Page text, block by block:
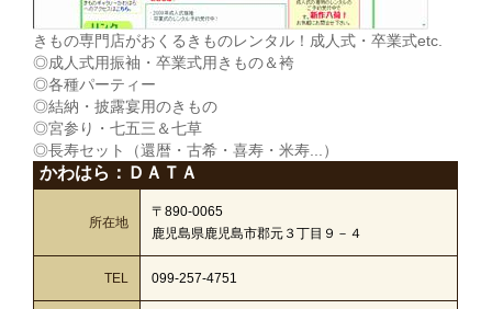
きもの専門店がおくるきものレンタル！成人式・卒業式etc.
◎成人式用振袖・卒業式用きもの＆袴
◎各種パーティー
◎結納・披露宴用のきもの
◎宮参り・七五三＆七草
◎長寿セット（還暦・古希・喜寿・米寿...）
かわはら：ＤＡＴＡ
所在地
〒890-0065
鹿児島県鹿児島市郡元３丁目９－４
TEL 099-257-4751